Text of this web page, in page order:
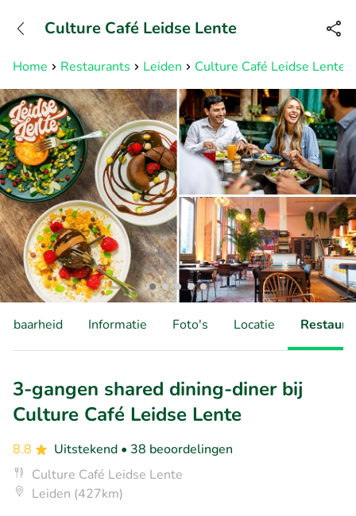
Bereikbaar tot 23:00 uur
Home Restaurants Leiden Culture Café Leidse Lente
Culture Café Leidse Lente
Informatie Foto's Locatie
3-gangen shared dining-diner bij
Culture Café Leidse Lente
8.8 Uitstekend • 38 beoordelingen
Culture Café Leidse Lente
Leiden (427km)